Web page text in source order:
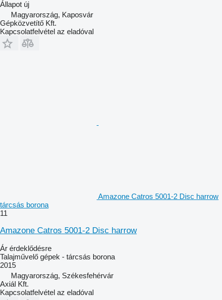
Állapot új
Magyarország, Kaposvár
Gépközvetítő Kft.
Kapcsolatfelvétel az eladóval
Amazone Catros 5001-2 Disc harrow
tárcsás borona
11
Amazone Catros 5001-2 Disc harrow
Ár érdeklődésre
Talajművelő gépek - tárcsás borona
2015
Magyarország, Székesfehérvár
Axiál Kft.
Kapcsolatfelvétel az eladóval